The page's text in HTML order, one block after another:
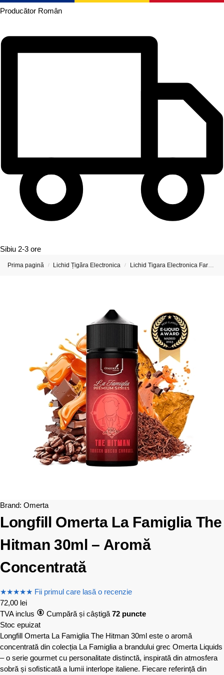
Producător Român
Sibiu 2-3 ore
Prima pagină / Lichid Țigăra Electronica / Lichid Tigara Electronica Fara Nicotina
Brand: Omerta
Longfill Omerta La Famiglia The
Hitman 30ml – Aromă
Concentrată
★★★★★ Fii primul care lasă o recenzie
72,00 lei
TVA inclus
Cumpără și câștigă 72 puncte
Stoc epuizat
Longfill Omerta La Famiglia The Hitman 30ml este o aromă
concentrată din colecția La Famiglia a brandului grec Omerta Liquids
– o serie gourmet cu personalitate distinctă, inspirată din atmosfera
sobră și sofisticată a lumii interlope italiene. Fiecare referință din